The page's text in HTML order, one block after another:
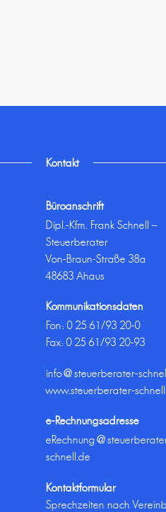
Kontakt
Büroanschrift
Dipl.-Kfm. Frank Schnell –
Steuerberater
Von-Braun-Straße 38a
48683 Ahaus
Kommunikationsdaten
Fon:0 25 61/93 20-0
Fax: 0 25 61/93 20-93
info@steuerberater-
www.steuerberater-
e-Rechnungsadresse
schnell.de
Kontaktformular
Sprechzeiten nach